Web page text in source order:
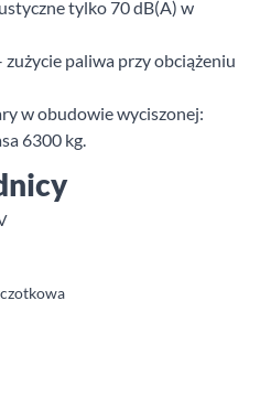
tylko 70 dB(A) w
zużycie paliwa przy obciążeniu
w obudowie wyciszonej:
6300 kg.